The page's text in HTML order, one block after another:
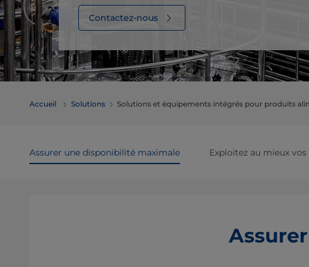
Contactez-nous
Accueil Solutions Solutions et équipements intégrés pour produits
Assurer une disponibilité maximale Exploitez au mieux